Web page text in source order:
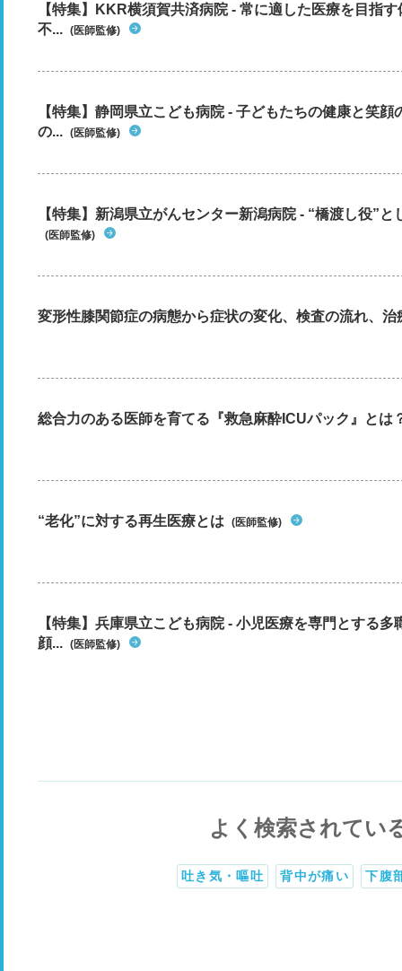
【特集】KKR横須賀共済病院 - 常に適した医療を目指
不... (医師監修)
【特集】静岡県立こども病院 - 子どもたちの健康と笑
の... (医師監修)
【特集】新潟県立がんセンター新潟病院 - “橋渡し役”
(医師監修)
変形性膝関節症の病態から症状の変化、検査の流れ、治
総合力のある医師を育てる『救急麻酔ICUパック』とは
“老化”に対する再生医療とは (医師監修)
【特集】兵庫県立こども病院 - 小児医療を専門とする
顔... (医師監修)
よく検索されてい
吐き気・嘔吐 背中が痛い 下腹